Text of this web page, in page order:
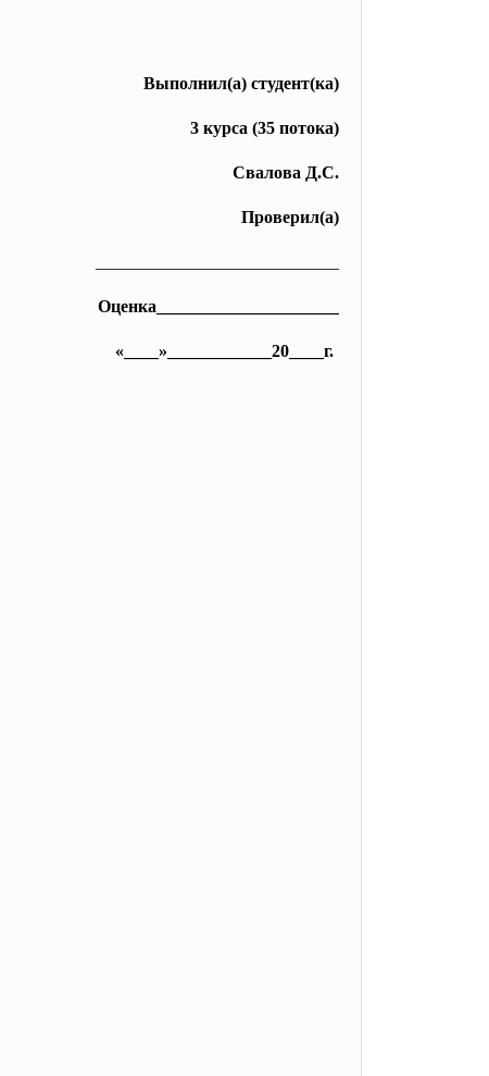
Выполнил(а) студент(ка)
3 курса (35 потока)
Свалова Д.С.
Проверил(а)
Оценка___________________
«____»____________20____ г.